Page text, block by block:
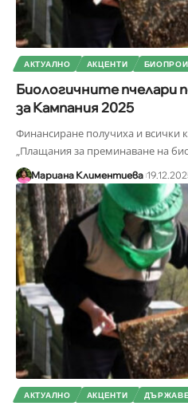
АКТУАЛНО АКЦЕНТИ
Биологичните пчелари
за Кампания 2025
Финансиране получиха и всички
„Плащания за преминаване на
Мариана Климентиева
АКТУАЛНО АКЦЕНТИ